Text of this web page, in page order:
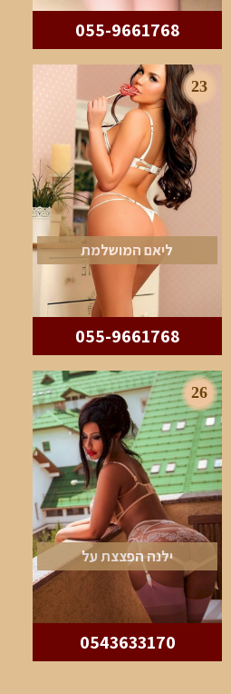
055-9661768
23
ליאם המושלמת
055-9661768
26
ילנה הפצצת על
0543633170